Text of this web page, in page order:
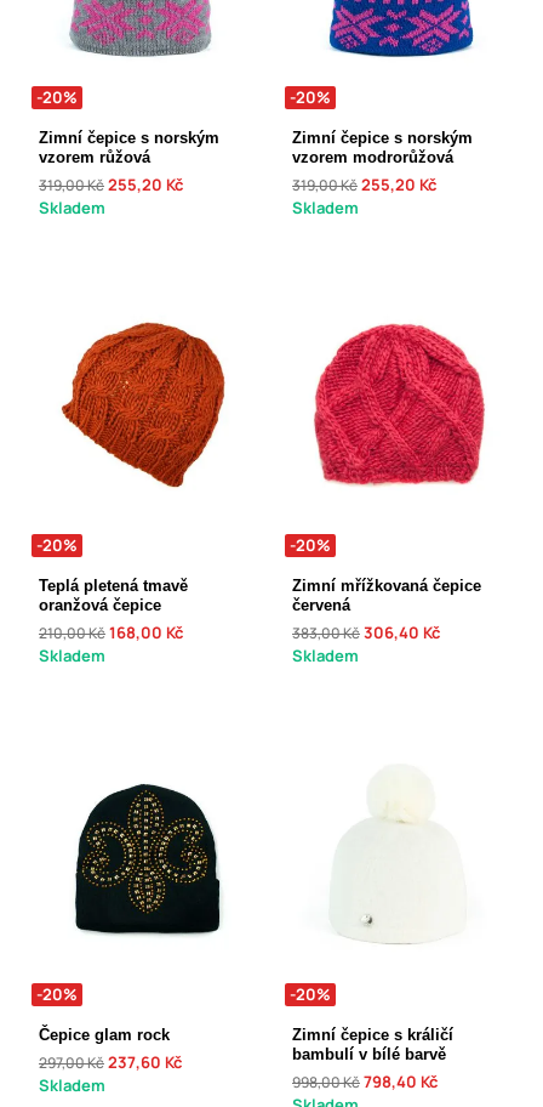
-20%
Zimní čepice s norským
vzorem růžová
319,00 Kč255,20 Kč
Skladem
-20%
Zimní čepice s norským
vzorem modrorůžová
319,00 Kč255,20 Kč
Skladem
-20%
Teplá pletená tmavě
oranžová čepice
210,00 Kč168,00 Kč
Skladem
-20%
Zimní mřížkovaná čepice
červená
383,00 Kč306,40 Kč
Skladem
-20%
Čepice glam rock
297,00 Kč237,60 Kč
Skladem
-20%
Zimní čepice s králičí
bambulí v bílé barvě
998,00 Kč798,40 Kč